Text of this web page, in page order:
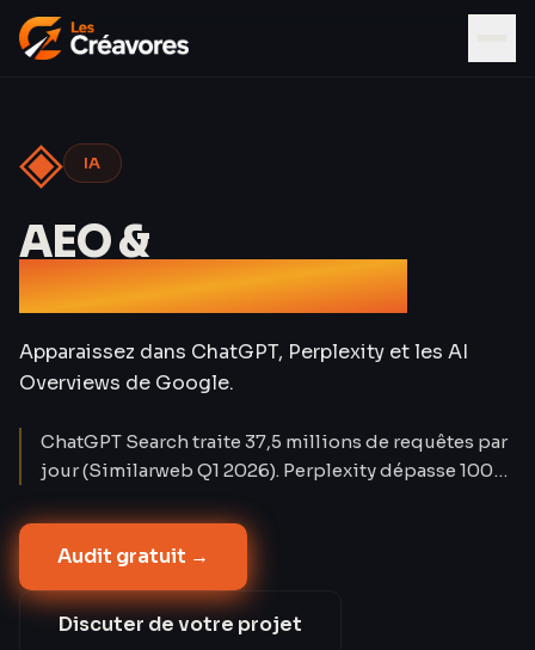
◈ IA
AEO &
Référencement IA
Apparaissez dans ChatGPT, Perplexity et les AI
Overviews de Google.
ChatGPT Search traite 37,5 millions de requêtes par
jour (Similarweb Q1 2026). Perplexity dépasse 100
classique baisse de 15 à 25 % sur les requêtes
informationnelles. Les Créavores ont triplé le taux de
citation IA de leurs clients en 3 mois — passant de 8
% à 24 %.
Audit gratuit →
Discuter de votre projet